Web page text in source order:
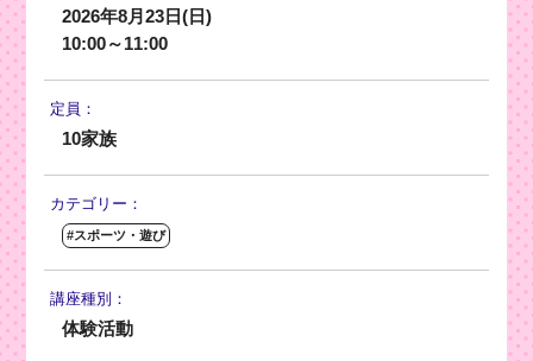
2026年8月23日(日)
10:00～11:00
定員：
10家族
カテゴリー：
#スポーツ・遊び
講座種別：
体験活動